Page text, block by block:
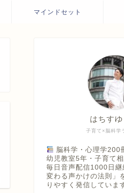
マインドセット
子育て×脳科学
はちすゆ
脳科学・心理学200
幼児教室5年・子育て
毎日音声配信1000日
変わる声かけの法則」
りやすく発信していま